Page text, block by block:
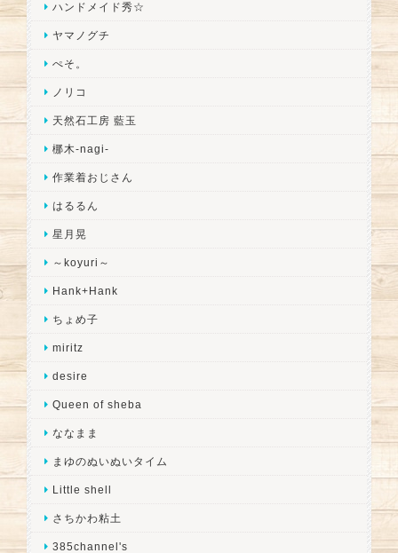
ハンドメイド秀☆
ヤマノグチ
ぺそ。
ノリコ
天然石工房 藍玉
梛木-nagi-
作業着おじさん
はるるん
星月晃
～koyuri～
Hank+Hank
ちょめ子
miritz
desire
Queen of sheba
ななまま
まゆのぬいぬいタイム
Little shell
さちかわ粘土
385channel's